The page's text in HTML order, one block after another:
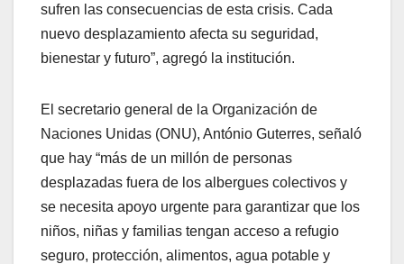
sufren las consecuencias de esta crisis. Cada
nuevo desplazamiento afecta su seguridad,
bienestar y futuro”, agregó la institución.
El secretario general de la Organización de
Naciones Unidas (ONU), António Guterres, señaló
que hay “más de un millón de personas
desplazadas fuera de los albergues colectivos y
se necesita apoyo urgente para garantizar que los
niños, niñas y familias tengan acceso a refugio
seguro, protección, alimentos, agua potable y